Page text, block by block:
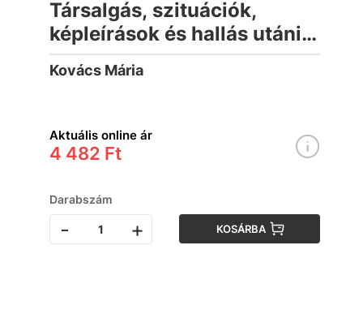
Társalgás, szituációk,
képleírások és hallás utáni
szövegértés olaszul - CD
melléklettel
Kovács Mária
Aktuális online ár
4 482 Ft
Darabszám
- + KOSÁRBA